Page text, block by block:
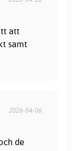
att
samt
2026-04-06
de